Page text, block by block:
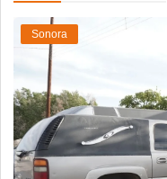
Sonora